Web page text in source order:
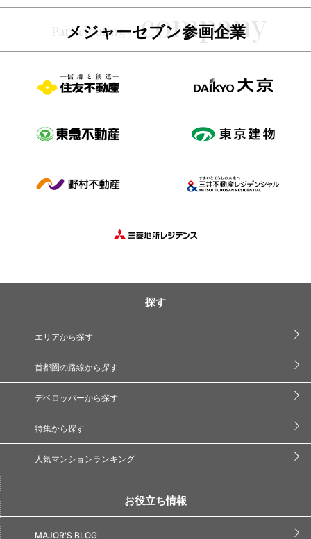
メジャーセブン参画企業
探す
エリアから探す
首都圏の路線から探す
デベロッパーから探す
特集から探す
人気マンションランキング
お役立ち情報
MAJOR'S BLOG